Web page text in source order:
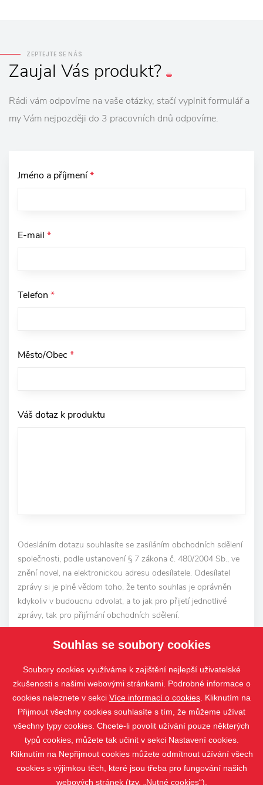
ZEPTEJTE SE NÁS
Zaujal Vás produkt?
Rádi vám odpovíme na vaše otázky, stačí vyplnit formulář a
my Vám nejpozději do 3 pracovních dnů odpovíme.
Jméno a příjmení*
E-mail *
Telefon *
Město/Obec*
Váš dotaz k produktu
Odesláním dotazu souhlasíte se zasíláním obchodních sdělení
společnosti, podle ustanovení § 7 zákona č. 480/2004 Sb., ve
znění novel, na elektronickou adresu odesílatele. Odesílatel
zprávy si je plně vědom toho, že tento souhlas je oprávněn
kdykoliv v budoucnu odvolat, a to jak pro přijetí jednotlivé
zprávy, tak pro přijímání obchodních sdělení.
ODESLAT DOTAZ
Souhlas se soubory cookies
Soubory cookies využíváme k zajištění nejlepší uživatelské
zkušenosti s našimi webovými stránkami. Podrobné informace o
cookies naleznete v sekci Více informací o cookies . Kliknutím na
Přijmout všechny cookies souhlasíte s tím, že můžeme užívat
všechny typy cookies. Chcete-li povolit užívání pouze některých
typů cookies, můžete tak učinit v sekci Nastavení cookies.
Kliknutím na Nepřijmout cookies můžete odmítnout užívání všech
cookies s výjimkou těch, které jsou třeba pro fungování našich
webových stránek (tzv. „Nutné cookies“).